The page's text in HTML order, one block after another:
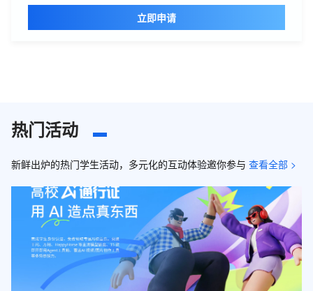
立即申请
热门活动
新鲜出炉的热门学生活动，多元化的互动体验邀你参与 查看全部 >